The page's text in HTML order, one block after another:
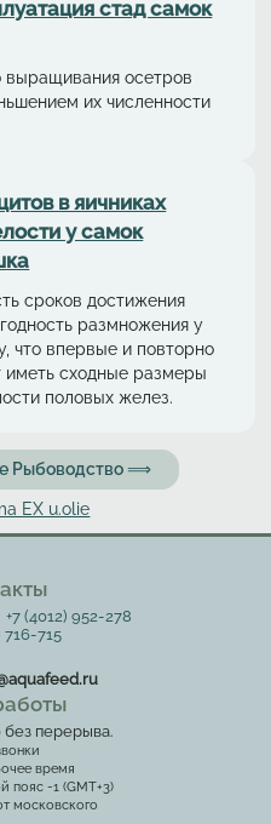
стад самок
выращивания осетров
их численности
в яичниках
у самок
сроков достижения
размножения у
что впервые и повторно
сходные размеры
половых желез.
Рыбоводство ⟹
EX u.olie
+7 (4012) 952-278
716-715
перерыва.
время
пояс -1 (GMT+3)
московского